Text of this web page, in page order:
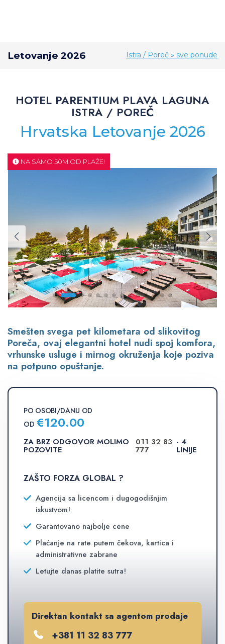
Letovanje 2026 Istra / Poreč » sve ponude
HOTEL PARENTIUM PLAVA LAGUNA
ISTRA / POREČ
Hrvatska Letovanje 2026
NA SAMO 50M OD PLAŽE!
Smešten svega pet kilometara od slikovitog
Poreča, ovaj elegantni hotel nudi spoj komfora,
vrhunske usluge i mirnog okruženja koje poziva
na potpuno opuštanje.
PO OSOBI/DANU OD
OD €120.00
ZA BRZ ODGOVOR MOLIMO
POZOVITE
011 32 83
777
- 4
LINIJE
ZAŠTO FORZA GLOBAL ?
Agencija sa licencom i dugogodišnjim
iskustvom!
Garantovano najbolje cene
Plaćanje na rate putem čekova, kartica i
administrativne zabrane
Letujte danas platite sutra!
Direktan kontakt sa agentom prodaje
+381 11 32 83 777